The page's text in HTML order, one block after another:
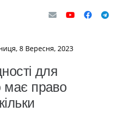
8 Вересня, 2023
для
має право